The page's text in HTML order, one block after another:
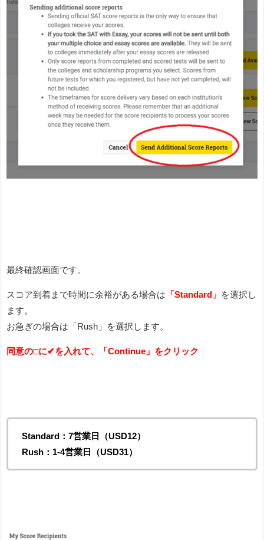
最終確認画面です。
スコア到着まで時間に余裕がある場合は 「Standard」 を選択し
ます。
お急ぎの場合は「Rush」を選択します。
同意の□に✔を入れて、「Continue」をクリック
Standard：7営業日（USD12）
Rush：1-4営業日（USD31）